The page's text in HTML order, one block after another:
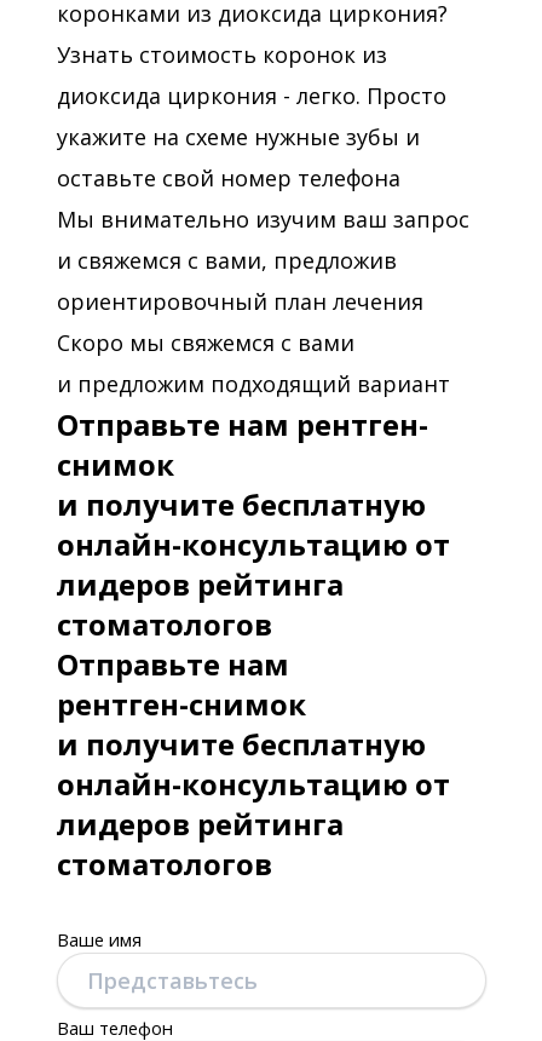
коронками из диоксида циркония?
Узнать стоимость коронок из
диоксида циркония - легко. Просто
укажите на схеме нужные зубы и
оставьте свой номер телефона
Мы внимательно изучим ваш запрос
и свяжемся с вами, предложив
ориентировочный план лечения
Скоро мы свяжемся с вами
и предложим подходящий вариант
Отправьте нам рентген-
снимок
и получите бесплатную
онлайн-консультацию от
лидеров рейтинга
стоматологов
Отправьте нам
рентген-снимок
и получите бесплатную
онлайн-консультацию от
лидеров рейтинга
стоматологов
Ваше имя
Ваш телефон